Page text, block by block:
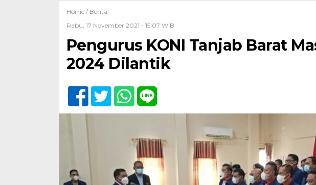
Home / Berita
Rabu, 17 November 2021 - 15:07 WIB
Pengurus KONI Tanjab Barat
2024 Dilantik